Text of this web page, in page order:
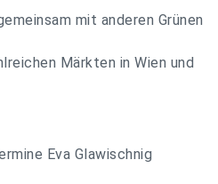
mit anderen Grünen
Märkten in Wien und
Eva Glawischnig